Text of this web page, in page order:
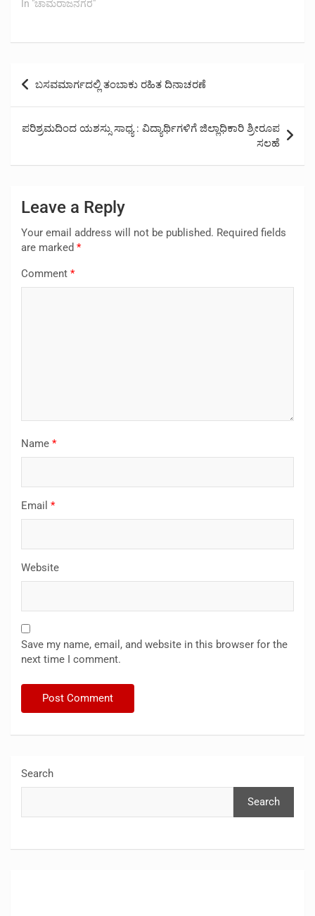
In "ಚಾಮರಾಜನಗರ"
Post
navigation
ಬಸವಮಾರ್ಗದಲ್ಲಿ ತಂಬಾಕು ರಹಿತ ದಿನಾಚರಣೆ
ಪರಿಶ್ರಮದಿಂದ ಯಶಸ್ಸು ಸಾಧ್ಯ : ವಿದ್ಯಾರ್ಥಿಗಳಿಗೆ ಜಿಲ್ಲಾಧಿಕಾರಿ ಶ್ರೀರೂಪ
ಸಲಹೆ
Leave a Reply
Your email address will not be published. Required fields
are marked *
Comment *
Name *
Email *
Website
Save my name, email, and website in this browser for the
next time I comment.
Search
Search